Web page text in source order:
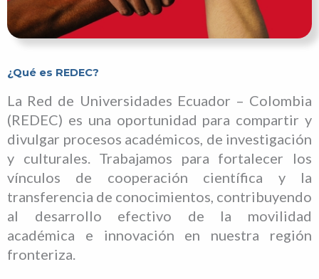
¿Qué es REDEC?
La Red de Universidades Ecuador – Colombia
(REDEC) es una oportunidad para compartir y
divulgar procesos académicos, de investigación
y culturales. Trabajamos para fortalecer los
vínculos de cooperación científica y la
transferencia de conocimientos, contribuyendo
al desarrollo efectivo de la movilidad
académica e innovación en nuestra región
fronteriza.